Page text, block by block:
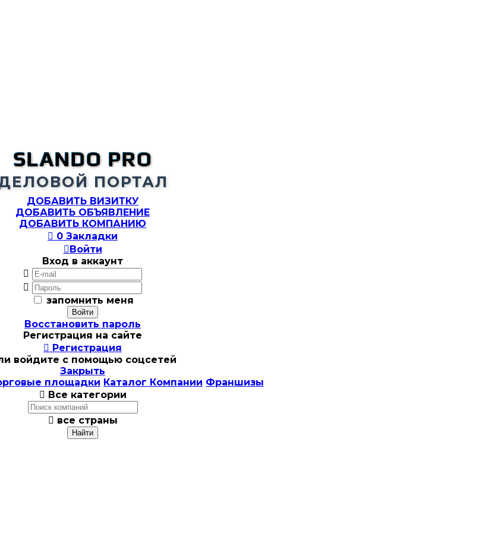
SLANDO PRO
ПОРТАЛ
ДОБАВИТЬ ВИЗИТКУ
ДОБАВИТЬ ОБЪЯВЛЕНИЕ
ДОБАВИТЬ КОМПАНИЮ
 0 Закладки
Войти
Вход в аккаунт


запомнить меня
Восстановить пароль
Регистрация на сайте
 Регистрация
войдите с помощью соцсетей
Закрыть
площадки Каталог Компании Франшизы
 Все категории
 все страны